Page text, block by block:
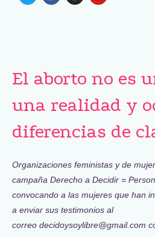
El aborto no es
una realidad y
diferencias de
Organizaciones feministas y de
campaña Derecho a Decidir =
convocando a las mujeres que han
a enviar sus testimonios al
correo decidoysoylibre@gmail.com